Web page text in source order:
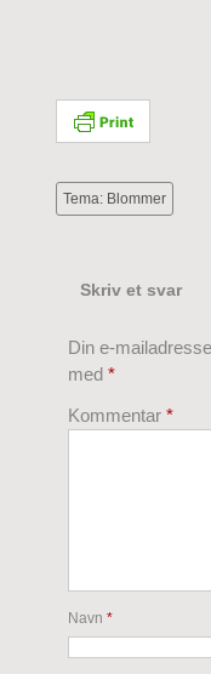
Tema: Blommer
Skriv et svar
Din e-
med *
Kommentar *
Navn *